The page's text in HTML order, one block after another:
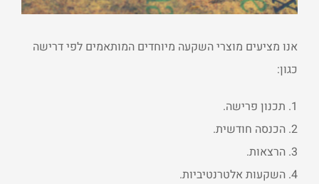
אנו מציעים מוצרי השקעה מיוחדים המותאמים לפי דרישה
כגון:
1. תכנון פרישה.
2. הכנסה חודשית.
3. הרצאות.
4. השקעות אלטרנטיביות.